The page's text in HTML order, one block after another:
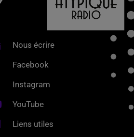
Nous écrire
Facebook
Instagram
YouTube
Liens utiles